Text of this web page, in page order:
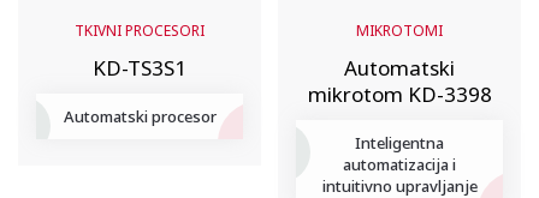
TKIVNI PROCESORI
KD-TS3S1
Automatski procesor
MIKROTOMI
Automatski
mikrotom KD-3398
Inteligentna
automatizacija i
intuitivno upravljanje